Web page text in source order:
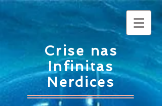
Crise nas
Infinitas
Nerdices